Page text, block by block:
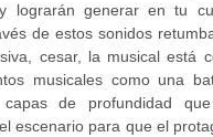
y lograrán generar en tu
de estos sonidos
cesar, la musical está
musicales como una
de profundidad
escenario para que el